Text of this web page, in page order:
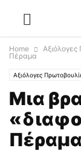
Home
Πέραμα
Αξιόλογες
Μια
Πέραμα